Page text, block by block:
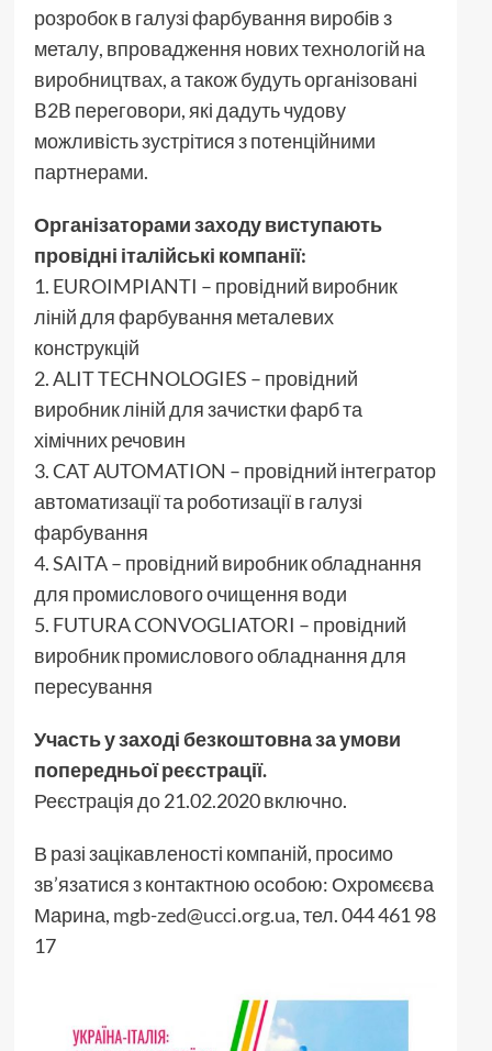
розробок в галузі фарбування виробів з
металу, впровадження нових технологій на
виробництвах, а також будуть організовані
B2B переговори, які дадуть чудову
можливість зустрітися з потенційними
партнерами.
Організаторами заходу виступають
провідні італійські компанії:
1. EUROIMPIANTI – провідний виробник
ліній для фарбування металевих
конструкцій
2. ALIT TECHNOLOGIES – провідний
виробник ліній для зачистки фарб та
хімічних речовин
3. CAT AUTOMATION – провідний інтегратор
автоматизації та роботизації в галузі
фарбування
4. SAITA – провідний виробник обладнання
для промислового очищення води
5. FUTURA CONVOGLIATORI – провідний
виробник промислового обладнання для
пересування
Участь у заході безкоштовна за умови
попередньої реєстрації.
Реєстрація до 21.02.2020 включно.
В разі зацікавленості компаній, просимо
зв’язатися з контактною особою: Охромєєва
Марина, mgb-zed@ucci.org.ua, тел. 044 461 98
17